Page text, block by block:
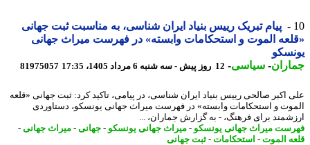
پیام تبریک رییس بنیاد ایران شناسی، به مناسبت ثبت جهانی
الموت و استحکامات وابسته» در فهرست میراث جهانی
- سیاسی-12 روز پیش - سه شنبه 6 مرداد 1405، 17:35 81975057
اکبر صالحی رییس بنیاد ایران شناسی، در پیامی، تاکید کرد: ثبت جهانی «قلعه
و استحکامات وابسته» در فهرست میراث جهانی یونسکو، دستاوردی
برای فرهنگ، - به گزارش جماران، ...
میراث جهانی یونسکو-میراث جهانی یونسکو-جهانی-میراث جهانی-
الموت-استحکامات-ثبت جهانی